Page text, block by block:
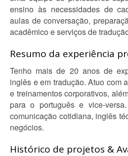
ensino às necessidades de
aulas de conversação,
acadêmico e serviços de
Resumo da experiência
Tenho mais de 20 anos de
inglês e em tradução. Atuo com
e treinamentos corporativos,
para o português e vice-
comunicação cotidiana, inglês
negócios.
Histórico de projetos &